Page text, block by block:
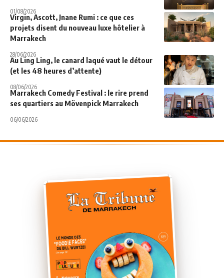
01/08/2026
Virgin, Ascott, Jnane Rumi : ce que ces
projets disent du nouveau luxe hôtelier à
Marrakech
28/06/2026
Au Ling Ling, le canard laqué vaut le détour
(et les 48 heures d’attente)
08/06/2026
Marrakech Comedy Festival : le rire prend
ses quartiers au Mövenpick Marrakech
06/06/2026